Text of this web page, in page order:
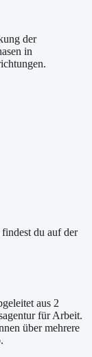
der
in
du auf der
aus 2
für Arbeit.
über mehrere